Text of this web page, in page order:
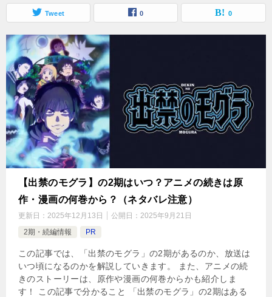
Tweet 0 0
【出禁のモグラ】の2期はいつ？アニメの続きは原
作・漫画の何巻から？（ネタバレ注意）
更新日： 2025年12月13日 公開日： 2025年9月21日
2期・続編情報
PR
この記事では、「出禁のモグラ」の2期があるのか、放送は
いつ頃になるのかを解説していきます。 また、アニメの続
きのストーリーは、原作や漫画の何巻からかも紹介しま
す！ この記事で分かること 「出禁のモグラ」の2期はある